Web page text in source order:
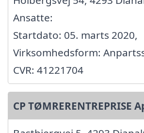
Ansatte:
Startdato: 05. marts 2020,
Virksomhedsform:
CVR: 41221704
CP TØMRERENTREPRISE